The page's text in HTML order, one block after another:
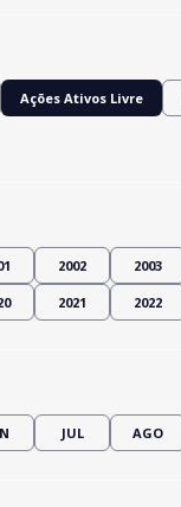
Ações Ativos Livre
2002 2003
2021 2022
JUL AGO